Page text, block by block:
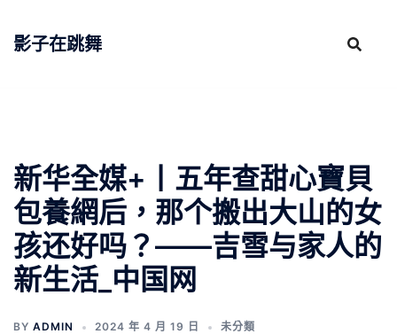
影子在跳舞
新华全媒+丨五年查甜心寶貝
包養網后，那个搬出大山的女
孩还好吗？——吉雪与家人的
新生活_中国网
BY ADMIN 2024 年 4 月 19 日 未分類